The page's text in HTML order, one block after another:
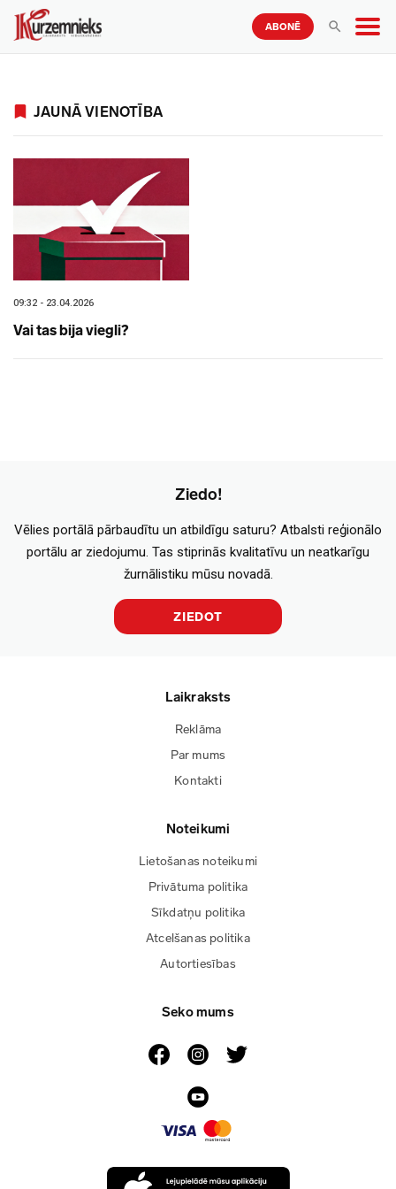
ABONĒ
JAUNĀ VIENOTĪBA
09:32 - 23.04.2026
Vai tas bija viegli?
Ziedo!
Vēlies portālā pārbaudītu un atbildīgu saturu? Atbalsti reģionālo
portālu ar ziedojumu. Tas stiprinās kvalitatīvu un neatkarīgu
žurnālistiku mūsu novadā.
ZIEDOT
Laikraksts
Reklāma
Par mums
Kontakti
Noteikumi
Lietošanas noteikumi
Privātuma politika
Sīkdatņu politika
Atcelšanas politika
Autortiesības
Seko mums